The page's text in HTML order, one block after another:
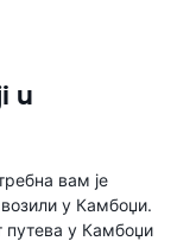
u
вам је
у Камбоџи.
путева у Камбоџи